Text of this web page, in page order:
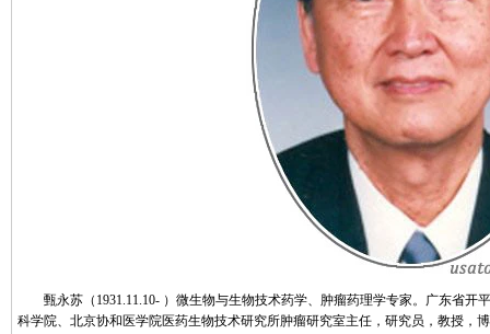
甄永苏（1931.11.10- ）微生物与生物技术药学、肿瘤药理学专家。广东省开
科学院、北京协和医学院医药生物技术研究所肿瘤研究室主任，研究员，教授，